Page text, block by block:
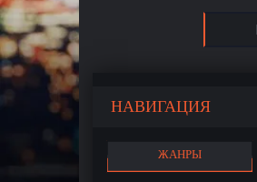
НАВИГАЦИЯ
ЖАНРЫ